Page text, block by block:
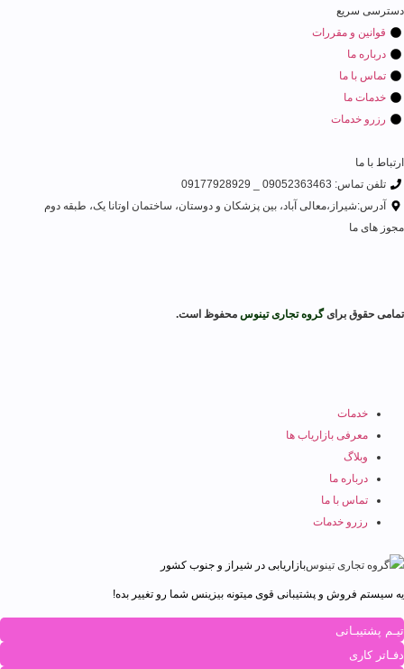
دسترسی سریع
قوانین و مقررات
درباره ما
تماس با ما
خدمات ما
رزرو خدمات
ارتباط با ما
تلفن تماس: 09052363463 _ 09177928929
آدرس:شیراز،معالی آباد، بین پزشکان و دوستان، ساختمان اوتانا یک، طبقه دوم
مجوز های ما
تمامی حقوق برایگروه تجاری تینوس محفوظ است.
خدمات
معرفی بازاریاب ها
وبلاگ
درباره ما
تماس با ما
رزرو خدمات
بازاریابی در شیراز و جنوب کشور
یه سیستم فروش و پشتیبانی قوی میتونه بیزینس شما رو تغییر بده!
تیـم پشتیبـانی
دفـاتر کاری